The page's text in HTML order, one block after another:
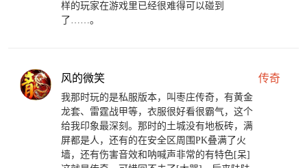
样的玩家在游戏里已经很难得可以碰到
了……。
风的微笑 传奇
我那时玩的是私服版本，叫枣庄传奇，有黄金
龙套、雷霆战甲等，衣服很好看很霸气，这个
给我印象最深刻。那时的土城没有地板砖，满
屏都是人，还有的在安全区周围PK叠满了火
墙，还有伤害音效和呐喊声非常的有特色[呆]